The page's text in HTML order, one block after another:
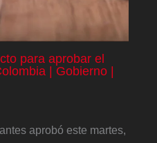
para aprobar el
| Gobierno |
aprobó este martes,